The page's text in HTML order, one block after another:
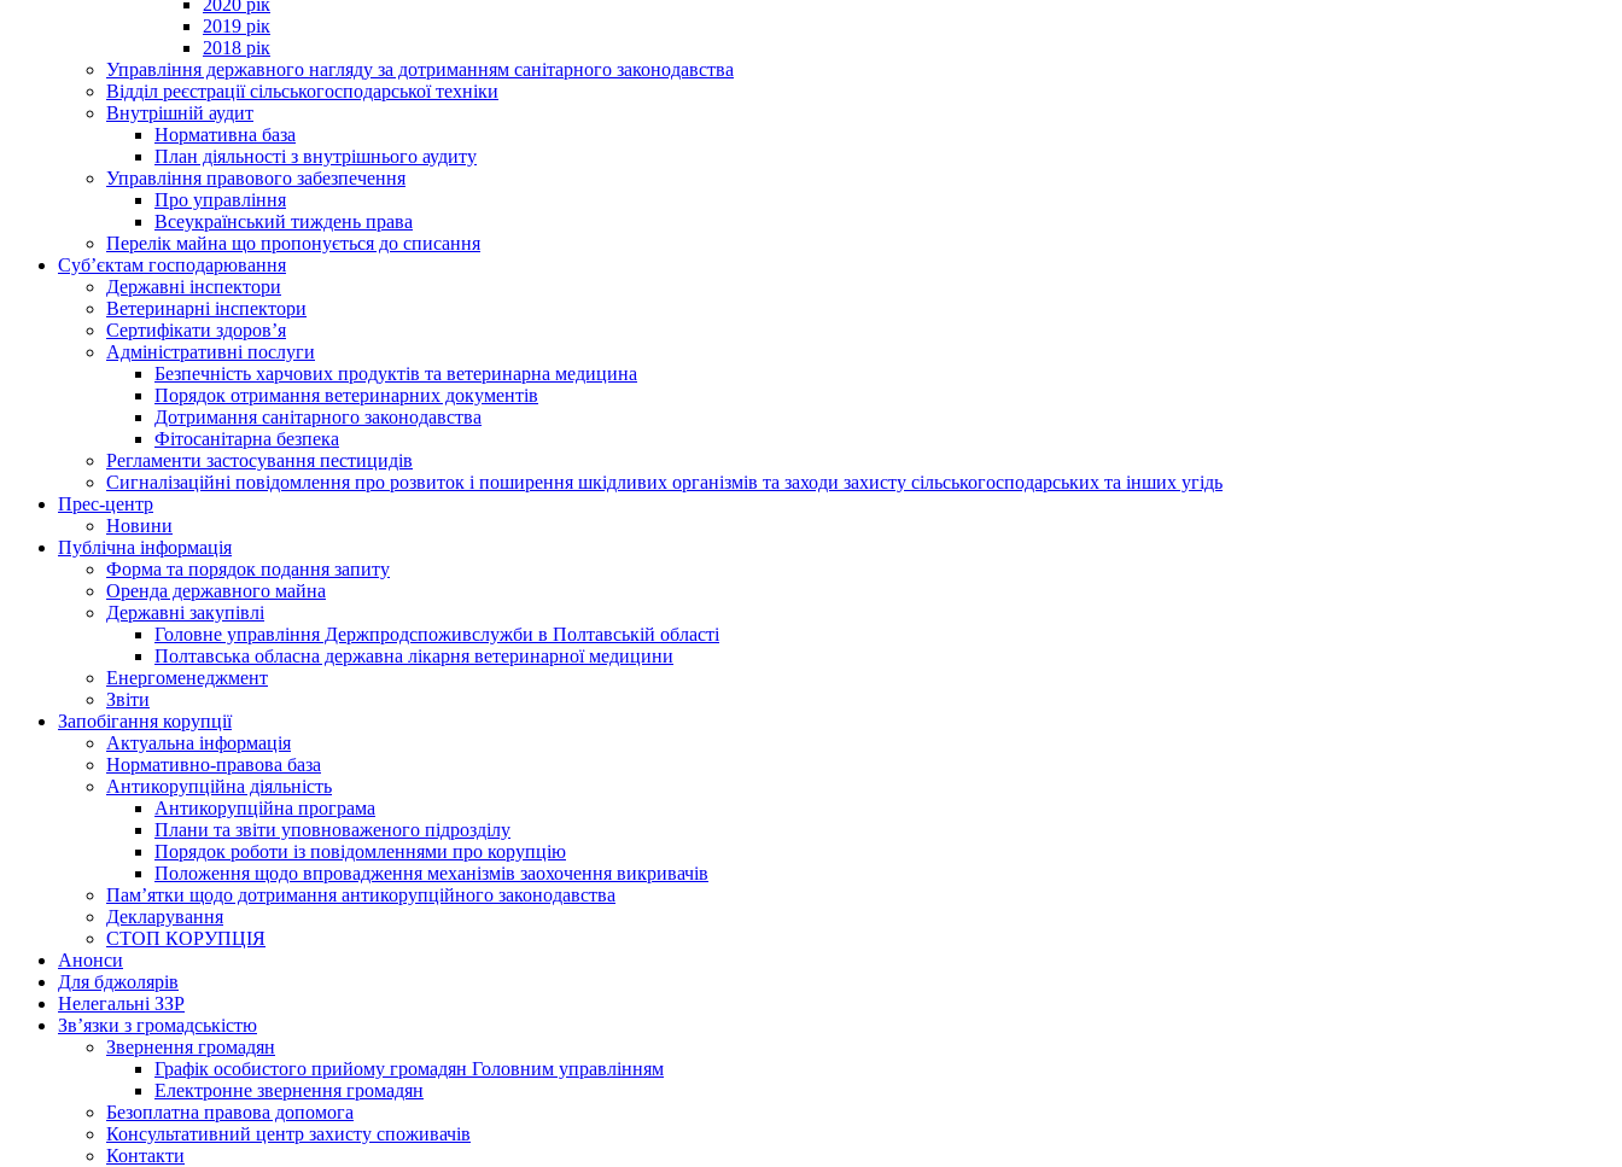
2020 рік
2019 рік
2018 рік
Управління державного нагляду за дотриманням санітарного законодавства
Відділ реєстрації сільськогосподарської техніки
Внутрішній аудит
Нормативна база
План діяльності з внутрішнього аудиту
Управління правового забезпечення
Про управління
Всеукраїнський тиждень права
Перелік майна що пропонується до списання
Суб’єктам господарювання
Державні інспектори
Ветеринарні інспектори
Сертифікати здоров’я
Адміністративні послуги
Безпечність харчових продуктів та ветеринарна медицина
Порядок отримання ветеринарних документів
Дотримання санітарного законодавства
Фітосанітарна безпека
Регламенти застосування пестицидів
Сигналізаційні повідомлення про розвиток і поширення шкідливих організмів та заходи захисту сільськогосподарських та інших угідь
Прес-центр
Новини
Публічна інформація
Форма та порядок подання запиту
Оренда державного майна
Державні закупівлі
Головне управління Держпродспоживслужби в Полтавській області
Полтавська обласна державна лікарня ветеринарної медицини
Енергоменеджмент
Звіти
Запобігання корупції
Актуальна інформація
Нормативно-правова база
Антикорупційна діяльність
Антикорупційна програма
Плани та звіти уповноваженого підрозділу
Порядок роботи із повідомленнями про корупцію
Положення щодо впровадження механізмів заохочення викривачів
Пам’ятки щодо дотримання антикорупційного законодавства
Декларування
СТОП КОРУПЦІЯ
Анонси
Для бджолярів
Нелегальні ЗЗР
Зв’язки з громадськістю
Звернення громадян
Графік особистого прийому громадян Головним управлінням
Електронне звернення громадян
Безоплатна правова допомога
Консультативний центр захисту споживачів
Контакти